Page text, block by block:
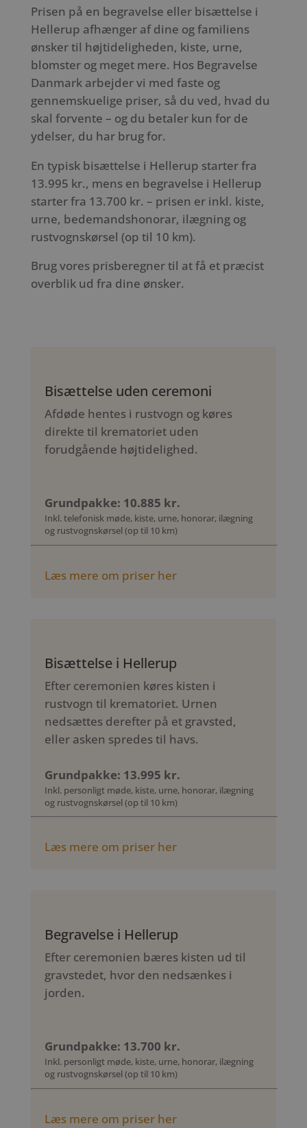
Prisen på en begravelse eller bisættelse i
Hellerup afhænger af dine og familiens
ønsker til højtideligheden, kiste, urne,
blomster og meget mere. Hos Begravelse
Danmark arbejder vi med faste og
gennemskuelige priser, så du ved, hvad du
skal forvente – og du betaler kun for de
ydelser, du har brug for.
En typisk bisættelse i Hellerup starter fra
13.995 kr., mens en begravelse i Hellerup
starter fra 13.700 kr. – prisen er inkl. kiste,
urne, bedemandshonorar, ilægning og
rustvognskørsel (op til 10 km).
Brug vores prisberegner til at få et præcist
overblik ud fra dine ønsker.
Bisættelse uden ceremoni
Afdøde hentes i rustvogn og køres
direkte til krematoriet uden
forudgående højtidelighed.
Grundpakke: 10.885 kr.
Inkl. telefonisk møde, kiste, urne, honorar, ilægning
og rustvognskørsel (op til 10 km)
Læs mere om priser her
Bisættelse i Hellerup
Efter ceremonien køres kisten i
rustvogn til krematoriet. Urnen
nedsættes derefter på et gravsted,
eller asken spredes til havs.
Grundpakke: 13.995 kr.
Inkl. personligt møde, kiste, urne, honorar, ilægning
og rustvognskørsel (op til 10 km)
Læs mere om priser her
Begravelse i Hellerup
Efter ceremonien bæres kisten ud til
gravstedet, hvor den nedsænkes i
jorden.
Grundpakke: 13.700 kr.
Inkl. personligt møde, kiste, urne, honorar, ilægning
og rustvognskørsel (op til 10 km)
Læs mere om priser her